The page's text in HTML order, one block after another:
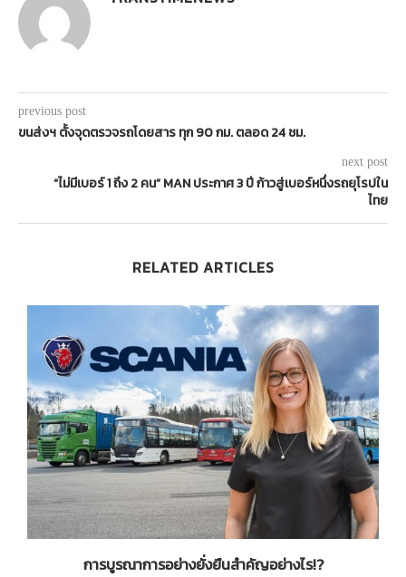
previous post
ขนส่งฯ ตั้งจุดตรวจรถโดยสาร ทุก 90 กม. ตลอด 24 ชม.
next post
“ไม่มีเบอร์ 1 ถึง 2 คน” MAN ประกาศ 3 ปี ก้าวสู่เบอร์หนึ่งรถยุโรปใน
ไทย
RELATED ARTICLES
การบูรณาการอย่างยั่งยืนสำคัญอย่างไร!?